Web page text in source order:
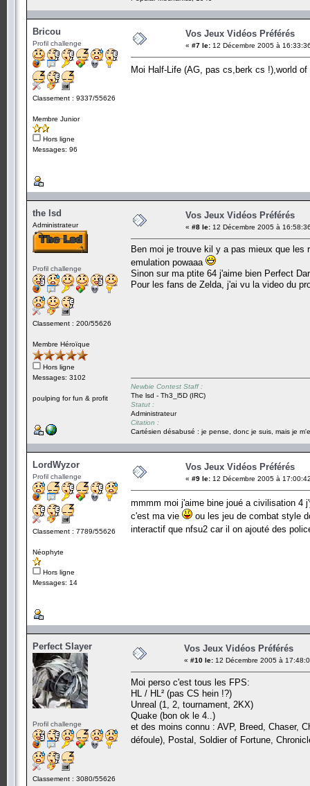
Bricou
Profil challenge
Classement : 9337/55626
Membre Junior
Hors ligne
Messages: 96
Vos Jeux Vidéos Préférés
« #7 le: 12 Décembre 2005 à
Moi Half-Life (AG, pas cs,berk cs !),world
the lsd
Administrateur
Profil challenge
Classement : 200/55626
Membre Héroïque
Hors ligne
Messages: 3102
poulping for fun & profit
Vos Jeux Vidéos Préférés
« #8 le: 12 Décembre 2005 à
Ben moi je trouve kil y a pas mieux que
emulation powaaa
Sinon sur ma ptite 64 j'aime bien Perfect
Pour les fans de Zelda, j'ai vu la video du
Newbie Contest Staff :
The lsd - Th3_l5D (IRC)
Statut :
Administrateur
Citation :
Cartésien désabusé : je pense, donc je suis, mais je
LordWyzor
Profil challenge
Classement : 7789/55626
Néophyte
Hors ligne
Messages: 14
Vos Jeux Vidéos Préférés
« #9 le: 12 Décembre 2005 à
mmmm moi j'aime bine joué a civilisation 4
c'est ma vie
ou les jeu de combat style
interactif que nfsu2 car il on ajouté des
Perfect Slayer
Profil challenge
Classement : 3080/55626
Vos Jeux Vidéos Préférés
« #10 le: 12 Décembre 2005 à
Moi perso c'est tous les FPS:
HL / HL² (pas CS hein !?)
Unreal (1, 2, tournament, 2KX)
Quake (bon ok le 4..)
et des moins connu : AVP, Breed, Chaser,
défoule), Postal, Soldier of Fortune,